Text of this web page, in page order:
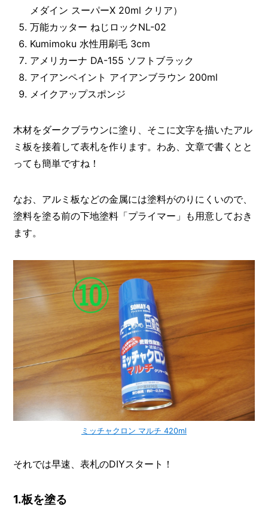
メダイン スーパーX 20ml クリア）
万能カッター ねじロックNL-02
Kumimoku 水性用刷毛 3cm
アメリカーナ DA-155 ソフトブラック
アイアンペイント アイアンブラウン 200ml
メイクアップスポンジ
木材をダークブラウンに塗り、そこに文字を描いたアル
ミ板を接着して表札を作ります。わあ、文章で書くとと
っても簡単ですね！
なお、アルミ板などの金属には塗料がのりにくいので、
塗料を塗る前の下地塗料「プライマー」も用意しておき
ます。
ミッチャクロン マルチ 420ml
それでは早速、表札のDIYスタート！
1.板を塗る